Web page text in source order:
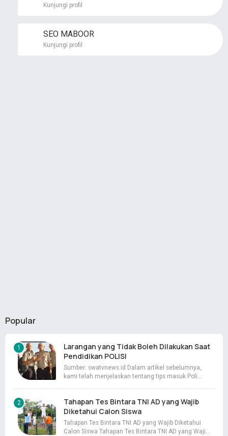
Kunjungi profil
SEO MABOOR
Kunjungi profil
Popular
Larangan yang Tidak Boleh Dilakukan Saat
Pendidikan POLISI
Sumber: swatvnews.id Dalam artikel sebelumnya,
kami telah menjelaskan tentang tips masuk Poli…
Tahapan Tes Bintara TNI AD yang Wajib
Diketahui Calon Siswa
Tahapan Tes Bintara TNI AD yang Wajib Diketahui
Calon Siswa Tahapan Tes Bintara TNI AD yang Waji…